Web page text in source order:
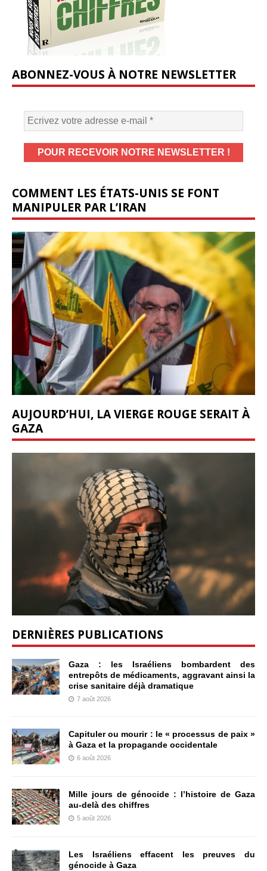
ABONNEZ-VOUS À NOTRE NEWSLETTER
COMMENT LES ÉTATS-UNIS SE FONT
MANIPULER PAR L’IRAN
AUJOURD’HUI, LA VIERGE ROUGE SERAIT À
GAZA
DERNIÈRES PUBLICATIONS
Gaza : les Israéliens bombardent des
entrepôts de médicaments, aggravant ainsi la
crise sanitaire déjà dramatique
7 août 2026
Capituler ou mourir : le « processus de paix »
à Gaza et la propagande occidentale
6 août 2026
Mille jours de génocide : l’histoire de Gaza
au-delà des chiffres
5 août 2026
Les Israéliens effacent les preuves du
génocide à Gaza